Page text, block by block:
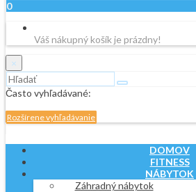
0
Váš nákupný košík je prázdny!
×
Často vyhľadávané:
Rozšírene vyhľadávanie
DOMOV
FITNESS
NÁBYTOK
Záhradný nábytok